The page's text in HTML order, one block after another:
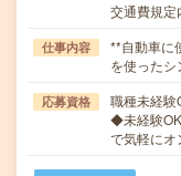
交通費規定
仕事内容
**自動車に
を使った
応募資格
職種未経験
◆未経験
で気軽に